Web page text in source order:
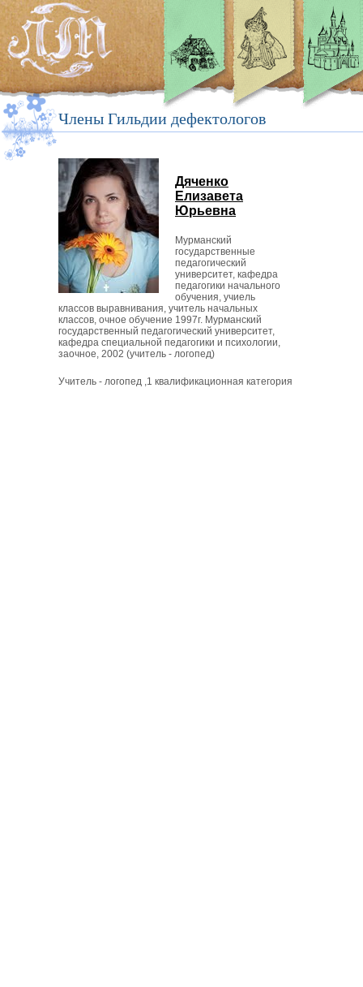
Члены Гильдии дефектологов
Дяченко
Елизавета
Юрьевна
Мурманский
государственные
педагогический
университет, кафедра
педагогики начального
обучения, учиель
классов выравнивания, учитель начальных
классов, очное обучение 1997г. Мурманский
государственный педагогический университет,
кафедра специальной педагогики и психологии,
заочное, 2002 (учитель - логопед)
Учитель - логопед ,1 квалификационная категория